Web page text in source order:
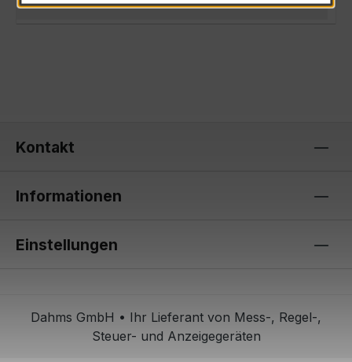
Kontakt
Informationen
Einstellungen
Dahms GmbH • Ihr Lieferant von Mess-, Regel-,
Steuer- und Anzeigegeräten